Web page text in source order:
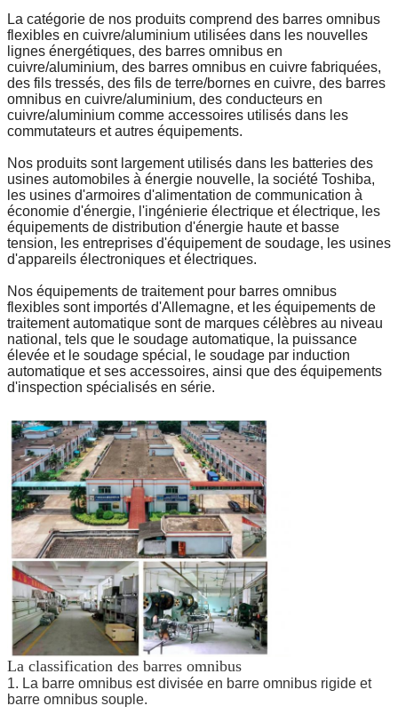
La catégorie de nos produits comprend des barres omnibus
flexibles en cuivre/aluminium utilisées dans les nouvelles
lignes énergétiques, des barres omnibus en
cuivre/aluminium, des barres omnibus en cuivre fabriquées,
des fils tressés, des fils de terre/bornes en cuivre, des barres
omnibus en cuivre/aluminium, des conducteurs en
cuivre/aluminium comme accessoires utilisés dans les
commutateurs et autres équipements.
Nos produits sont largement utilisés dans les batteries des
usines automobiles à énergie nouvelle, la société Toshiba,
les usines d'armoires d'alimentation de communication à
économie d'énergie, l'ingénierie électrique et électrique, les
équipements de distribution d'énergie haute et basse
tension, les entreprises d'équipement de soudage, les usines
d'appareils électroniques et électriques.
Nos équipements de traitement pour barres omnibus
flexibles sont importés d'Allemagne, et les équipements de
traitement automatique sont de marques célèbres au niveau
national, tels que le soudage automatique, la puissance
élevée et le soudage spécial, le soudage par induction
automatique et ses accessoires, ainsi que des équipements
d'inspection spécialisés en série.
La classification des barres omnibus
1. La barre omnibus est divisée en barre omnibus rigide et
barre omnibus souple.